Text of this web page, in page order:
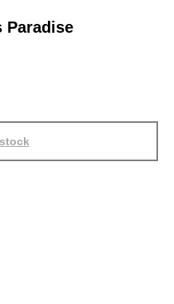
Paradise